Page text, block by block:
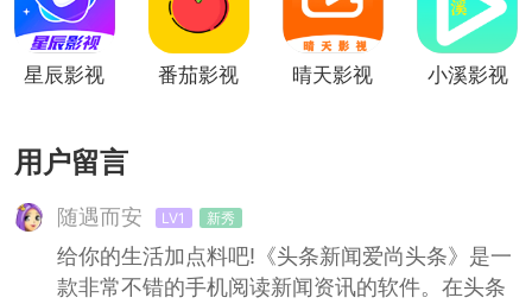
星辰影视 番茄影视 晴天影视 小溪影视
用户留言
随遇而安 LV1 新秀
给你的生活加点料吧!《头条新闻爱尚头条》是一
款非常不错的手机阅读新闻资讯的软件。在头条